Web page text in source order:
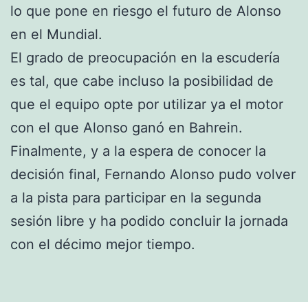
lo que pone en riesgo el futuro de Alonso
en el Mundial.
El grado de preocupación en la escudería
es tal, que cabe incluso la posibilidad de
que el equipo opte por utilizar ya el motor
con el que Alonso ganó en Bahrein.
Finalmente, y a la espera de conocer la
decisión final, Fernando Alonso pudo volver
a la pista para participar en la segunda
sesión libre y ha podido concluir la jornada
con el décimo mejor tiempo.